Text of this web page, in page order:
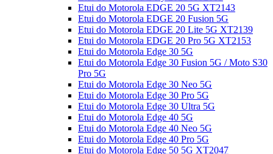
Etui do Motorola EDGE 20 5G XT2143
Etui do Motorola EDGE 20 Fusion 5G
Etui do Motorola EDGE 20 Lite 5G XT2139
Etui do Motorola EDGE 20 Pro 5G XT2153
Etui do Motorola Edge 30 5G
Etui do Motorola Edge 30 Fusion 5G / Moto S30
Pro 5G
Etui do Motorola Edge 30 Neo 5G
Etui do Motorola Edge 30 Pro 5G
Etui do Motorola Edge 30 Ultra 5G
Etui do Motorola Edge 40 5G
Etui do Motorola Edge 40 Neo 5G
Etui do Motorola Edge 40 Pro 5G
Etui do Motorola Edge 50 5G XT2047